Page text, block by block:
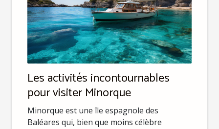
Les activités incontournables
pour visiter Minorque
Minorque est une île espagnole des
Baléares qui, bien que moins célèbre